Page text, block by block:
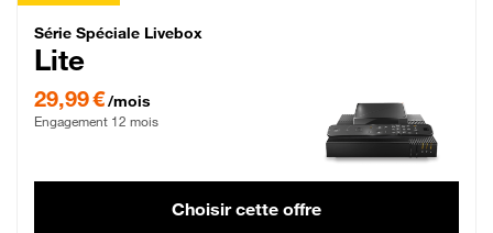
Série Spéciale Livebox Lite Fibre
Série Spéciale Livebox
Lite
29,99 €/mois
Engagement 12 mois
Choisir cette offre